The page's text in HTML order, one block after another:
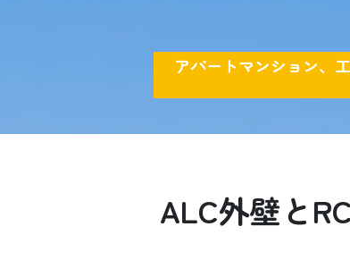
アパートマンション、
ALC外壁と